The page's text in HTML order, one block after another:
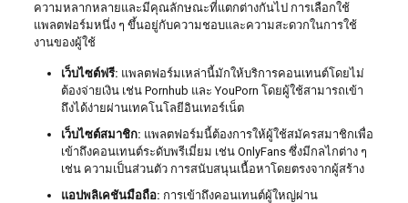
ความหลากหลายและมีคุณลักษณะที่แตกต่างกันไป การเลือกใช้
แพลตฟอร์มหนึ่ง ๆ ขึ้นอยู่กับความชอบและความสะดวกในการใช้
งานของผู้ใช้
เว็บไซต์ฟรี: แพลตฟอร์มเหล่านี้มักให้บริการคอนเทนต์โดยไม่
ต้องจ่ายเงิน เช่น Pornhub และ YouPorn โดยผู้ใช้สามารถเข้า
ถึงได้ง่ายผ่านเทคโนโลยีอินเทอร์เน็ต
เว็บไซต์สมาชิก: แพลตฟอร์มนี้ต้องการให้ผู้ใช้สมัครสมาชิกเพื่อ
เข้าถึงคอนเทนต์ระดับพรีเมี่ยม เช่น OnlyFans ซึ่งมีกลไกต่าง ๆ
เช่น ความเป็นส่วนตัว การสนับสนุนเนื้อหาโดยตรงจากผู้สร้าง
แอปพลิเคชันมือถือ: การเข้าถึงคอนเทนต์ผู้ใหญ่ผ่าน